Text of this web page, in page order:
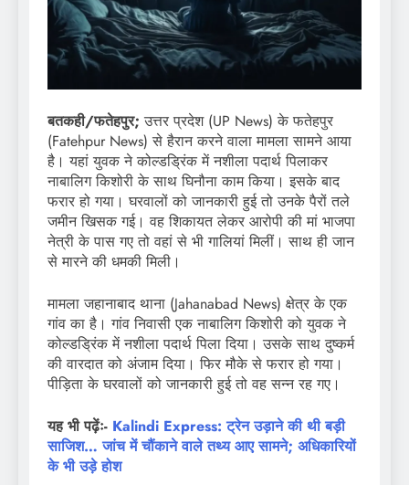
बतकही/फतेहपुर; उत्तर प्रदेश (UP News) के फतेहपुर
(Fatehpur News) से हैरान करने वाला मामला सामने आया
है। यहां युवक ने कोल्डड्रिंक में नशीला पदार्थ पिलाकर
नाबालिग किशोरी के साथ घिनौना काम किया। इसके बाद
फरार हो गया। घरवालों को जानकारी हुई तो उनके पैरों तले
जमीन खिसक गई। वह शिकायत लेकर आरोपी की मां भाजपा
नेत्री के पास गए तो वहां से भी गालियां मिलीं। साथ ही जान
से मारने की धमकी मिली।
मामला जहानाबाद थाना (Jahanabad News) क्षेत्र के एक
गांव का है। गांव निवासी एक नाबालिग किशोरी को युवक ने
कोल्डड्रिंक में नशीला पदार्थ पिला दिया। उसके साथ दुष्कर्म
की वारदात को अंजाम दिया। फिर मौके से फरार हो गया।
पीड़िता के घरवालों को जानकारी हुई तो वह सन्न रह गए।
यह भी पढ़ेंः- Kalindi Express: ट्रेन उड़ाने की थी बड़ी
साजिश… जांच में चौंकाने वाले तथ्य आए सामने; अधिकारियों
के भी उड़े होश